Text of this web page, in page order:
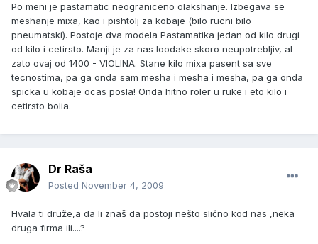
Po meni je pastamatic neograniceno olakshanje. Izbegava se
meshanje mixa, kao i pishtolj za kobaje (bilo rucni bilo
pneumatski). Postoje dva modela Pastamatika jedan od kilo drugi
od kilo i cetirsto. Manji je za nas loodake skoro neupotrebljiv, al
zato ovaj od 1400 - VIOLINA. Stane kilo mixa pasent sa sve
tecnostima, pa ga onda sam mesha i mesha i mesha, pa ga onda
spicka u kobaje ocas posla! Onda hitno roler u ruke i eto kilo i
cetirsto bolia.
Dr Raša
Posted November 4, 2009
Hvala ti druže,a da li znaš da postoji nešto slično kod nas ,neka
druga firma ili....?